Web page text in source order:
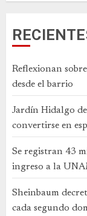
Reflexionan
desde el barrio
Jardín Hidalgo
convertirse en
Se registran 43
ingreso a la
Sheinbaum
cada segundo